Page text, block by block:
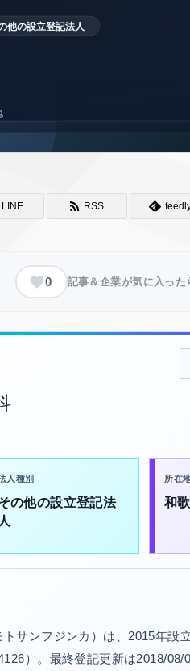
LINE RSS
0 記事＆企業が気に入った
人種別
の他の設立登記法
人
所在
和
サンフジンカ）は、2015年設
）。最終登記更新は2018/08/